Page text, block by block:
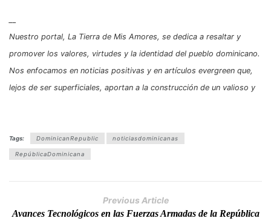
Nuestro portal, La Tierra de Mis Amores, se dedica a resaltar y
promover los valores, virtudes y la identidad del pueblo dominicano.
Nos enfocamos en noticias positivas y en artículos evergreen que,
lejos de ser superficiales, aportan a la construcción de un valioso y
Tags: DominicanRepublic noticiasdominicanas
RepúblicaDominicana
Previous Article
Avances Tecnológicos en las Fuerzas Armadas de la República